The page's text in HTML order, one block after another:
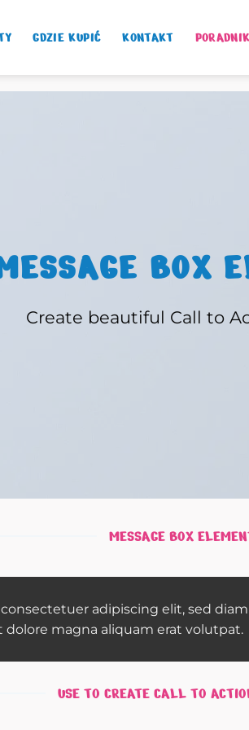
GDZIE KUPIĆ KONTAKT
BOX
Create beautiful Call to
MESSAGE BOX
adipiscing elit, sed
magna aliquam erat volutpat.
USE TO CREATE CALL TO